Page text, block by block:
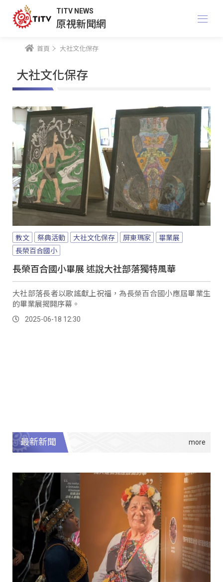
TITV NEWS
原視新聞網
首頁 大社文化保存
大社文化保存
教文 祭典活動 大社文化保存 屏東瑪家
畢業展
長榮百合國小
長榮百合國小畢展 述說大社部落獨特風華
大社部落長者以歌謠獻上祝福，為長榮百合國小應屆畢業生
的畢業展揭開序幕。
2025-06-18 12:30
最新新聞